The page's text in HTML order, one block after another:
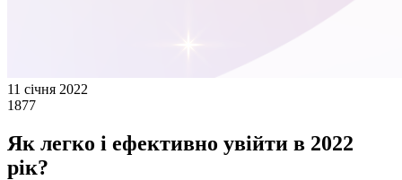
11 січня 2022
1877
Як легко і ефективно увійти в 2022
рік?